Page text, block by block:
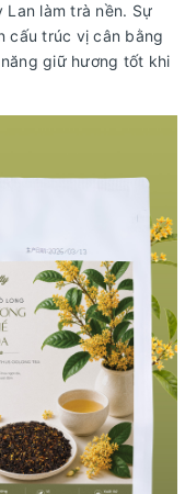
Lan làm trà nền. Sự
cấu trúc vị cân bằng
giữ hương tốt khi